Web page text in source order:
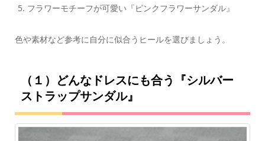
フラワーモチーフが可愛い『ピンクフラワーサンダル』
色や素材など参考に自分に似合うヒールを選びましょう。
（１）どんなドレスにも合う『シルバー
ストラップサンダル』